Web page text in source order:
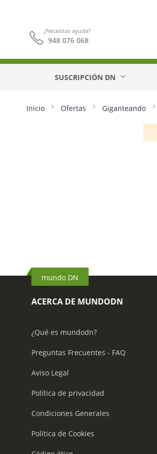
¿Necesitas ayuda?
948 076 068
SUSCRIPCIÓN DN
Inicio Ofertas Giganteando
mundo DN
ACERCA DE MUNDODN
¿Qué es mundodn?
Preguntas Frecuentes - FAQ
Aviso Legal
Política de privacidad
Condiciones Generales
Política de Cookies